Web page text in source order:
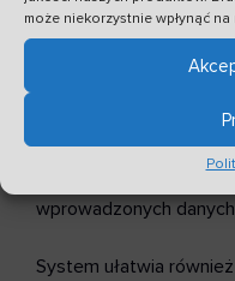
może niekorzystnie wpłynąć
Program VSoft
procesu tworzenia i
pozwala na rozbudowę
ubezpieczenia. Broker
rozszerzenia i
wprowadzonych
System ułatwia